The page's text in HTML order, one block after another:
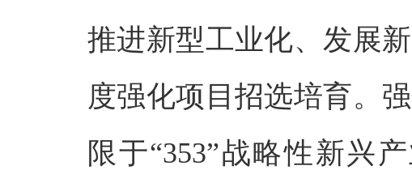
推进新型工业化、发展
度强化项目招选培育。
限于“353”战略性新兴